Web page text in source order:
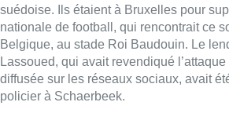
suédoise. Ils étaient à Bruxelles pour
nationale de football, qui rencontrait ce
Belgique, au stade Roi Baudouin. Le
Lassoued, qui avait revendiqué
diffusée sur les réseaux sociaux, avait
policier à Schaerbeek.